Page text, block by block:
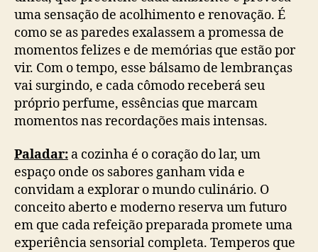
uma sensação de acolhimento e renovação. É
como se as paredes exalassem a promessa de
momentos felizes e de memórias que estão por
vir. Com o tempo, esse bálsamo de lembranças
vai surgindo, e cada cômodo receberá seu
próprio perfume, essências que marcam
momentos nas recordações mais intensas.
Paladar: a cozinha é o coração do lar, um
espaço onde os sabores ganham vida e
convidam a explorar o mundo culinário. O
conceito aberto e moderno reserva um futuro
em que cada refeição preparada promete uma
experiência sensorial completa. Temperos que